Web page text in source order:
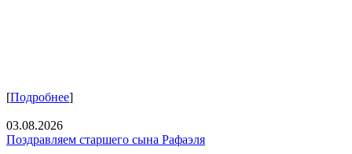
[Подробнее]
03.08.2026
Поздравляем старшего сына Рафаэля